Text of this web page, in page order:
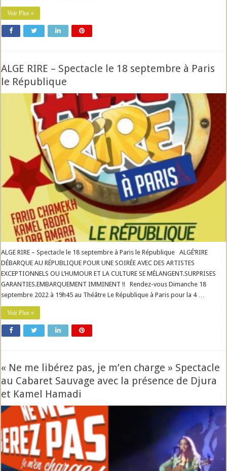
Voir Plus »
ALGE RIRE – Spectacle le 18 septembre à Paris
le République
ALGE RIRE – Spectacle le 18 septembre à Paris le République ALGÉ’RIRE
DÉBARQUE AU RÉPUBLIQUE POUR UNE SOIRÉE AVEC DES ARTISTES
EXCEPTIONNELS OU L’HUMOUR ET LA CULTURE SE MÉLANGENT.SURPRISES
GARANTIES.EMBARQUEMENT IMMINENT !! Rendez-vous Dimanche 18
septembre 2022 à 19h45 au Théâtre Le République à Paris pour la 4 …
Voir Plus »
« Ne me libérez pas, je m’en charge » Spectacle
au Cabaret Sauvage avec la présence de Djura
et Kamel Hamadi